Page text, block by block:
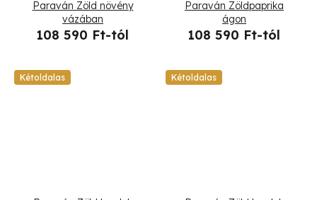
Paraván Zöld növény
vázában
108 590 Ft-tól
Paraván Zöldpaprika
ágon
108 590 Ft-tól
Kétoldalas Kétoldalas